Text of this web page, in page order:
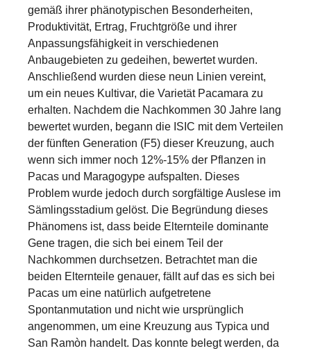
gemäß ihrer phänotypischen Besonderheiten,
Produktivität, Ertrag, Fruchtgröße und ihrer
Anpassungsfähigkeit in verschiedenen
Anbaugebieten zu gedeihen, bewertet wurden.
Anschließend wurden diese neun Linien vereint,
um ein neues Kultivar, die Varietät Pacamara zu
erhalten. Nachdem die Nachkommen 30 Jahre lang
bewertet wurden, begann die ISIC mit dem Verteilen
der fünften Generation (F5) dieser Kreuzung, auch
wenn sich immer noch 12%-15% der Pflanzen in
Pacas und Maragogype aufspalten. Dieses
Problem wurde jedoch durch sorgfältige Auslese im
Sämlingsstadium gelöst. Die Begründung dieses
Phänomens ist, dass beide Elternteile dominante
Gene tragen, die sich bei einem Teil der
Nachkommen durchsetzen. Betrachtet man die
beiden Elternteile genauer, fällt auf das es sich bei
Pacas um eine natürlich aufgetretene
Spontanmutation und nicht wie ursprünglich
angenommen, um eine Kreuzung aus Typica und
San Ramòn handelt. Das konnte belegt werden, da